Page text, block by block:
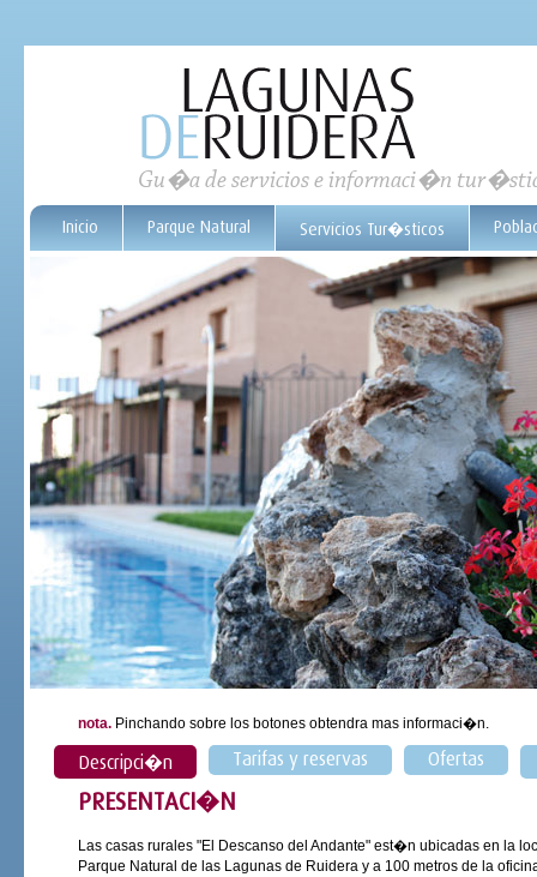
Gu�a de servicios e informaci�n
Inicio Parque Natural Servicios Tur�sticos
nota. Pinchando sobre los botones obtendra mas informaci�n.
Descripci�n Tarifas y reservas Ofertas
PRESENTACI�N
Las casas rurales "El Descanso del Andante" est�n ubicadas en la
Parque Natural de las Lagunas de Ruidera y a 100 metros de la